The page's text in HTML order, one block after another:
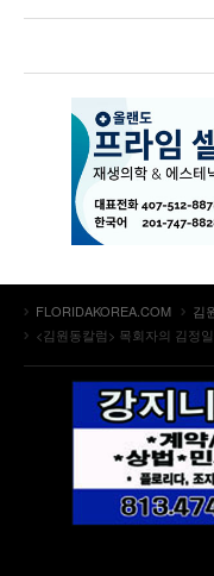
FLORIDAKOREA.COM
김
<김원동칼럼> 목회자의 김정